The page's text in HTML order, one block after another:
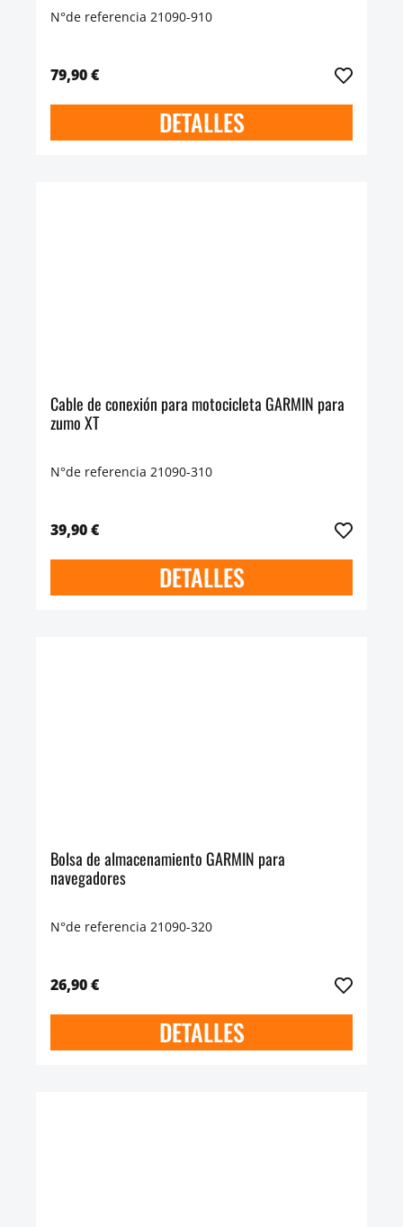
N°de referencia 21090-910
79,90 €
DETALLES
Cable de conexión para motocicleta GARMIN para
zumo XT
N°de referencia 21090-310
39,90 €
DETALLES
Bolsa de almacenamiento GARMIN para
navegadores
N°de referencia 21090-320
26,90 €
DETALLES